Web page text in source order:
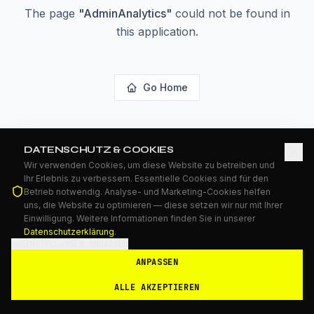
The page "AdminAnalytics" could not be found in
this application.
Go Home
DATENSCHUTZ & COOKIES
Wir verwenden Cookies, um diese Website zu betreiben und
Ihr Erlebnis zu verbessern. Essentielle Cookies sind für den
Betrieb notwendig. Analyse- und Marketing-Cookies helfen
uns, die Website zu optimieren — diese setzen wir nur mit Ihrer
Einwilligung. Weitere Informationen finden Sie in unserer
Datenschutzerklärung.
ANPASSEN
ALLE AKZEPTIEREN